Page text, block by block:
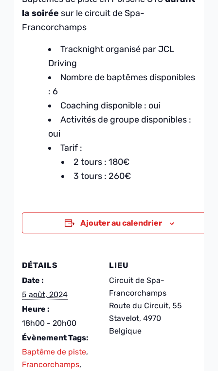
la soirée sur le circuit de Spa-
Francorchamps
Tracknight organisé par JCL
Driving
Nombre de baptêmes disponibles
: 6
Coaching disponible : oui
Activités de groupe disponibles :
oui
Tarif :
2 tours : 180€
3 tours : 260€
Ajouter au calendrier
DÉTAILS
Date :
5 août, 2024
Heure :
18h00 - 20h00
Évènement Tags:
Baptême de piste,
Francorchamps,
LIEU
Circuit de Spa-
Francorchamps
Route du Circuit, 55
Stavelot, 4970
Belgique